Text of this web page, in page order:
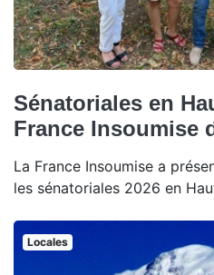
Sénatoriales en
France Insoumise
La France Insoumise a
les sénatoriales 2026 en
Locales